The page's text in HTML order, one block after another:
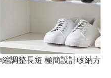
調整長短 極簡設計收納方